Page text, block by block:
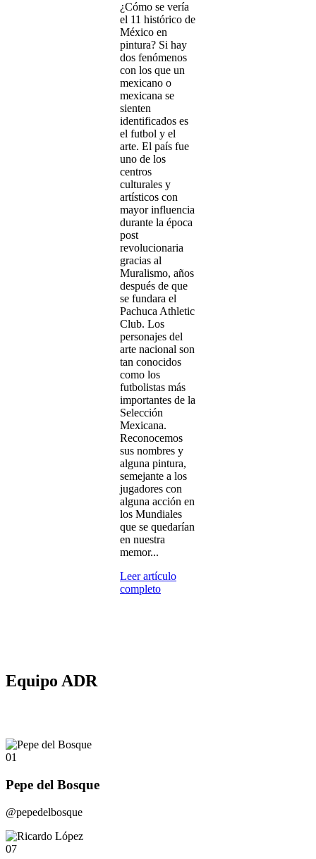
¿Cómo se vería
el 11 histórico de
México en
pintura? Si hay
dos fenómenos
con los que un
mexicano o
mexicana se
sienten
identificados es
el futbol y el
arte. El país fue
uno de los
centros
culturales y
artísticos con
mayor influencia
durante la época
post
revolucionaria
gracias al
Muralismo, años
después de que
se fundara el
Pachuca Athletic
Club. Los
personajes del
arte nacional son
tan conocidos
como los
futbolistas más
importantes de la
Selección
Mexicana.
Reconocemos
sus nombres y
alguna pintura,
semejante a los
jugadores con
alguna acción en
los Mundiales
que se quedarían
en nuestra
memor...
Leer artículo
completo
Equipo ADR
01
Pepe del Bosque
@pepedelbosque
07